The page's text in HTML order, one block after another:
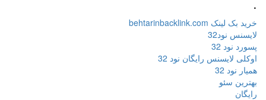
خرید بک لینک behtarinbacklink.com
لایسنس نود32
پسورد نود 32
اوکلی لایسنس رایگان نود 32
همیار نود 32
بهترین سئو
رایگان